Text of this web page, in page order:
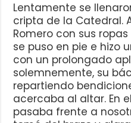
Lentamente se
cripta de la Catedral.
Romero con sus
se puso en pie e hizo
con un prolongado
solemnemente, su
repartiendo
acercaba al altar. En
pasaba frente a